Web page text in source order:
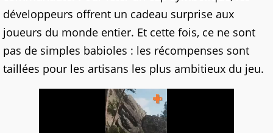
développeurs offrent un cadeau surprise aux
joueurs du monde entier. Et cette fois, ce ne sont
pas de simples babioles : les récompenses sont
taillées pour les artisans les plus ambitieux du jeu.